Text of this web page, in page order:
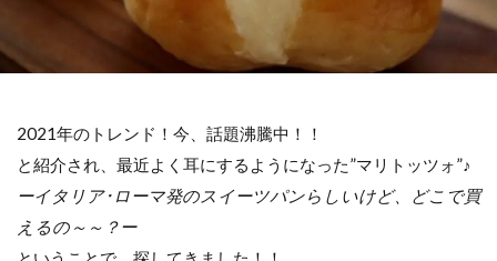
2021年のトレンド！今、話題沸騰中！！
と紹介され、最近よく耳にするようになった”マリトッツォ”♪
ーイタリア･ローマ発のスイーツパンらしいけど、どこで買
えるの～～？ー